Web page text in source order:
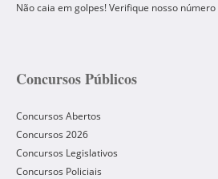
Não caia em golpes! Verifique nosso número
Concursos Públicos
Concursos Abertos
Concursos 2026
Concursos Legislativos
Concursos Policiais